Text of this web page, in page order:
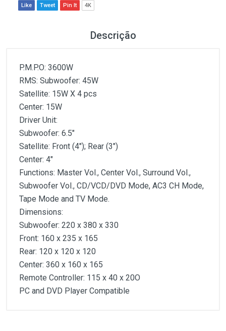
Like Tweet Pin It 4K
Descrição
P.M.P.O: 3600W
RMS: Subwoofer: 45W
Satellite: 15W X 4 pcs
Center: 15W
Driver Unit:
Subwoofer: 6.5"
Satellite: Front (4"); Rear (3")
Center: 4"
Functions: Master Vol., Center Vol., Surround Vol.,
Subwoofer Vol., CD/VCD/DVD Mode, AC3 CH Mode,
Tape Mode and TV Mode.
Dimensions:
Subwoofer: 220 x 380 x 330
Front: 160 x 235 x 165
Rear: 120 x 120 x 120
Center: 360 x 160 x 165
Remote Controller: 115 x 40 x 20O
PC and DVD Player Compatible